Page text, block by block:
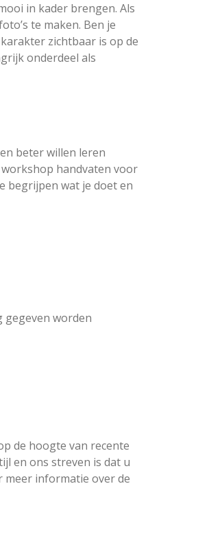
in kader brengen. Als
te maken. Ben je
zichtbaar is op de
onderdeel als
beter willen leren
handvaten voor
begrijpen wat je doet en
gegeven worden
de hoogte van recente
en ons streven is dat u
meer informatie over de